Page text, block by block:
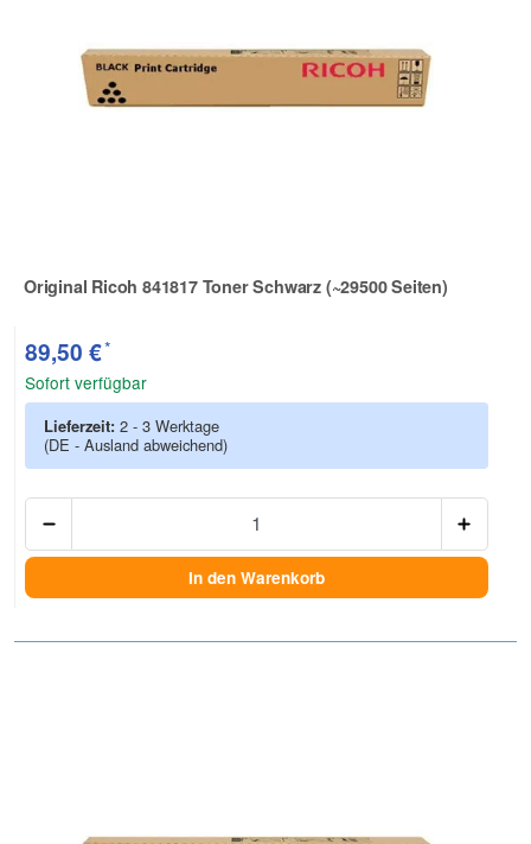
Original Ricoh 841817 Toner Schwarz (~29500 Seiten)
Zur Artikelbewertung
89,50 €*
Sofort verfügbar
Lieferzeit: 2 - 3 Werktage
(DE - Ausland abweichend)
In den Warenkorb